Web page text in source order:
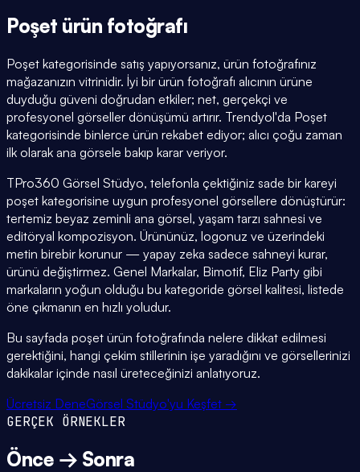
Poşet ürün fotoğrafı
Poşet kategorisinde satış yapıyorsanız, ürün fotoğrafınız
mağazanızın vitrinidir. İyi bir ürün fotoğrafı alıcının ürüne
duyduğu güveni doğrudan etkiler; net, gerçekçi ve
profesyonel görseller dönüşümü artırır. Trendyol'da Poşet
kategorisinde binlerce ürün rekabet ediyor; alıcı çoğu zaman
ilk olarak ana görsele bakıp karar veriyor.
TPro360 Görsel Stüdyo, telefonla çektiğiniz sade bir kareyi
poşet kategorisine uygun profesyonel görsellere dönüştürür:
tertemiz beyaz zeminli ana görsel, yaşam tarzı sahnesi ve
editöryal kompozisyon. Ürününüz, logonuz ve üzerindeki
metin birebir korunur — yapay zeka sadece sahneyi kurar,
ürünü değiştirmez. Genel Markalar, Bimotif, Eliz Party gibi
markaların yoğun olduğu bu kategoride görsel kalitesi, listede
öne çıkmanın en hızlı yoludur.
Bu sayfada poşet ürün fotoğrafında nelere dikkat edilmesi
gerektiğini, hangi çekim stillerinin işe yaradığını ve görsellerinizi
dakikalar içinde nasıl üreteceğinizi anlatıyoruz.
Ücretsiz DeneGörsel Stüdyo'yu Keşfet →
GERÇEK ÖRNEKLER
Önce → Sonra